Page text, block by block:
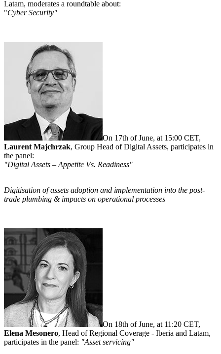
Latam, moderates a roundtable about:
"Cyber Security"
On 17th of June, at 15:00 CET,
Laurent Majchrzak, Group Head of Digital Assets, participates in
the panel:
"Digital Assets – Appetite Vs. Readiness"
Digitisation of assets adoption and implementation into the post-
trade plumbing & impacts on operational processes
On 18th of June, at 11:20 CET,
Elena Mesonero, Head of Regional Coverage - Iberia and Latam,
participates in the panel: "Asset servicing"